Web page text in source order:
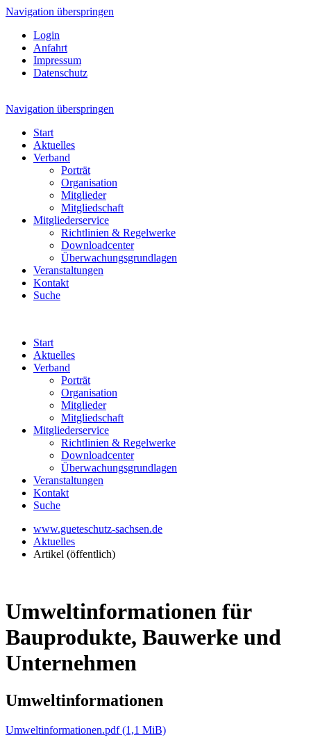
Navigation überspringen
Login
Anfahrt
Impressum
Datenschutz
Navigation überspringen
Start
Aktuelles
Verband
Porträt
Organisation
Mitglieder
Mitgliedschaft
Mitgliederservice
Richtlinien & Regelwerke
Downloadcenter
Überwachungsgrundlagen
Veranstaltungen
Kontakt
Suche
Start
Aktuelles
Verband
Porträt
Organisation
Mitglieder
Mitgliedschaft
Mitgliederservice
Richtlinien & Regelwerke
Downloadcenter
Überwachungsgrundlagen
Veranstaltungen
Kontakt
Suche
www.gueteschutz-sachsen.de
Aktuelles
Artikel (öffentlich)
Umweltinformationen für
Bauprodukte, Bauwerke und
Unternehmen
Umweltinformationen
Umweltinformationen.pdf(1,1 MiB)